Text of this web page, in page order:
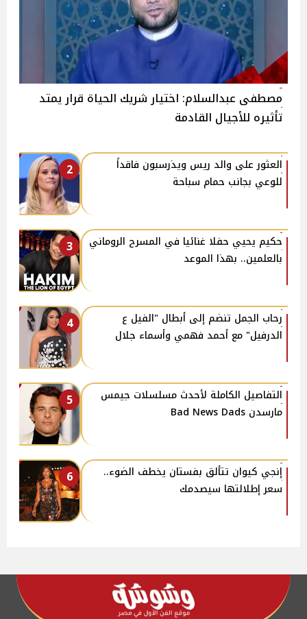
مصطفى عبدالسلام: اختيار شريك الحياة قرار يمتد
تأثيره للأجيال القادمة
2
العثور على والد ريس ويذرسبون فاقداً
للوعي بجانب حمام سباحة
3
حكيم يحيي حفلا غنائيا في المسرح الروماني
بالعلمين.. بهذا الموعد
4
رحاب الجمل تنضم إلى أبطال "الفيل ع
الدرفيل" مع أحمد فهمي وأسماء جلال
5
التفاصيل الكاملة لأحدث مسلسلات جيمس
مارسدن Bad News Dads
6
إنجي كيوان تتألق بفستان يخطف الضوء..
سعر إطلالتها سيصدمك